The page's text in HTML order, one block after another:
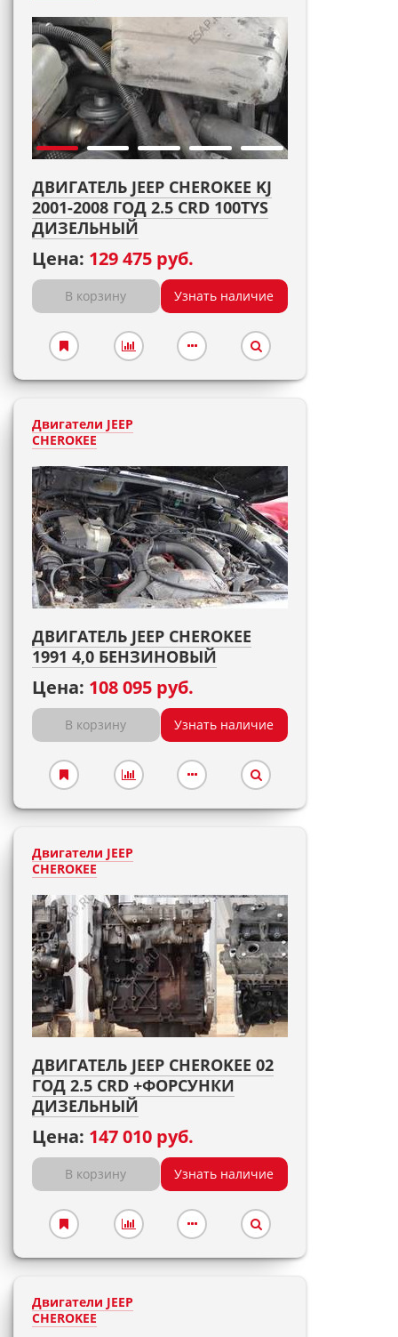
ДВИГАТЕЛЬ JEEP CHEROKEE KJ
2001-2008 ГОД 2.5 CRD 100TYS
ДИЗЕЛЬНЫЙ
Цена: 129 475 руб.
В корзину Узнать наличие
Двигатели JEEP
CHEROKEE
ДВИГАТЕЛЬ JEEP CHEROKEE
1991 4,0 БЕНЗИНОВЫЙ
Цена: 108 095 руб.
В корзину Узнать наличие
Двигатели JEEP
CHEROKEE
ДВИГАТЕЛЬ JEEP CHEROKEE 02
ГОД 2.5 CRD +ФОРСУНКИ
ДИЗЕЛЬНЫЙ
Цена: 147 010 руб.
В корзину Узнать наличие
Двигатели JEEP
CHEROKEE